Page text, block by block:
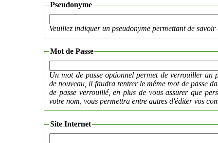
Pseudonyme
Veuillez indiquer un pseudonyme permettant de savoir
Mot de Passe
Un mot de passe optionnel permet de verrouiller un
de nouveau, il faudra rentrer le même mot de passe
de passe verrouillé, en plus de vous assurer que
votre nom, vous permettra entre autres d'éditer vos
Site Internet